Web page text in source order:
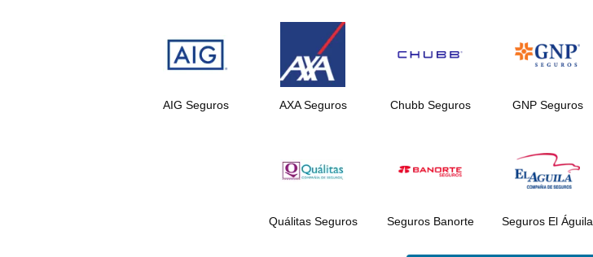
AIG Seguros AXA Seguros Chubb Seguros GNP Seguros
Quálitas Seguros Seguros Banorte Seguros El Águila